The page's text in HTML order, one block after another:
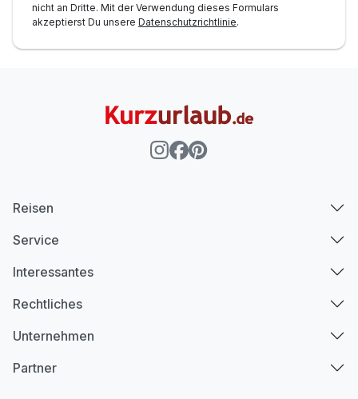
nicht an Dritte. Mit der Verwendung dieses Formulars
akzeptierst Du unsere Datenschutzrichtlinie.
Reisen
Service
Interessantes
Rechtliches
Unternehmen
Partner